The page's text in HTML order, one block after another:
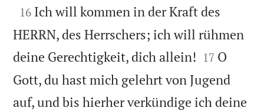

16 Ich will kommen in der Kraft des
HERRN, des Herrschers; ich will rühmen
deine Gerechtigkeit, dich allein! 

17 O
Gott, du hast mich gelehrt von Jugend
auf, und bis hierher verkündige ich deine